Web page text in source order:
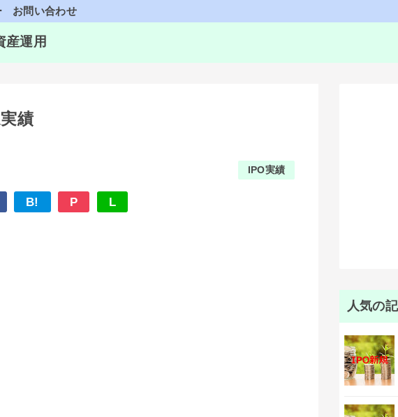
お問い合わせ
産運用
績
IPO実績
B! P L
人気の